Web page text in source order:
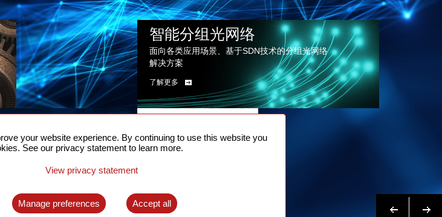
智能分组光网络
面向各类应用场景、基于SDN技术的分组光网络
解决方案
了解更多
供完整的解决方案
了解更多
your website experience. By continuing to use this website you
See our privacy statement to learn more.
View privacy statement
Manage preferences Accept all